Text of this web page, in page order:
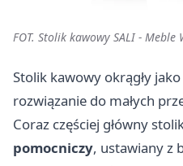
FOT. Stolik kawowy SALI - Meble
Stolik kawowy okrągły
rozwiązanie do małych
Coraz częściej główny
pomocniczy, ustawiany z